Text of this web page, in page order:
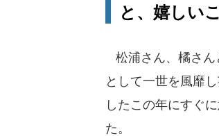
と、嬉しい
松浦さん、橘さん
として一世を風靡
したこの年にすぐ
た。